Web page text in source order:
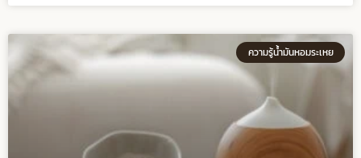
ความรู้น้ำมันหอมระเหย